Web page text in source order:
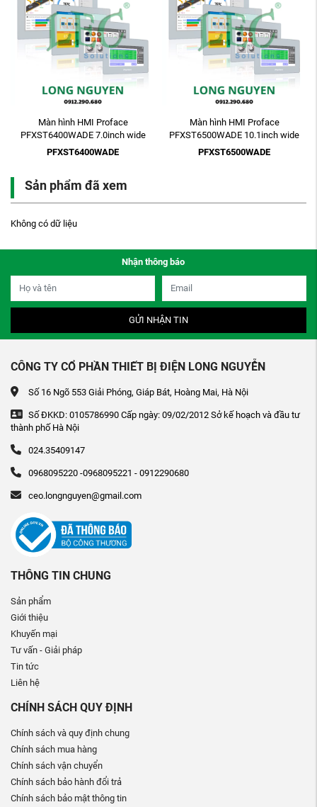
Màn hình HMI Proface
PFXST6400WADE 7.0inch wide
WVGA 24VDC GP-Pro EX
PFXST6400WADE
Màn hình HMI Proface
PFXST6500WADE 10.1inch wide
WSVGA 24VDC GP-Pro EX
PFXST6500WADE
Sản phẩm đã xem
Không có dữ liệu
Nhận thông báo
GỬI NHẬN TIN
CÔNG TY CỔ PHẦN THIẾT BỊ ĐIỆN LONG NGUYỄN
Số 16 Ngõ 553 Giải Phóng, Giáp Bát, Hoàng Mai, Hà Nội
Số ĐKKD: 0105786990 Cấp ngày: 09/02/2012 Sở kế hoạch và đầu tư
thành phố Hà Nội
024.35409147
0968095220 -0968095221 - 0912290680
ceo.longnguyen@gmail.com
THÔNG TIN CHUNG
Sản phẩm
Giới thiệu
Khuyến mại
Tư vấn - Giải pháp
Tin tức
Liên hệ
CHÍNH SÁCH QUY ĐỊNH
Chính sách và quy định chung
Chính sách mua hàng
Chính sách vận chuyển
Chính sách bảo hành đổi trả
Chính sách bảo mật thông tin